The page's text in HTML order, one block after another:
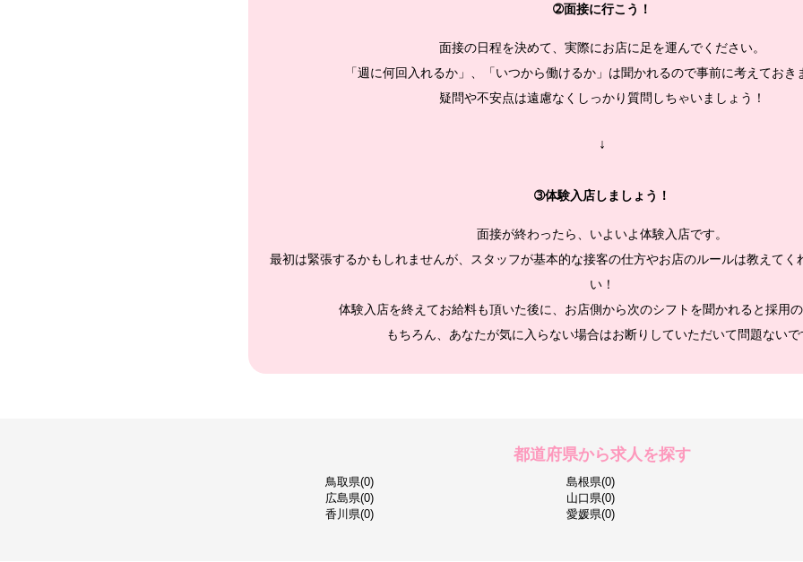
➁面接に行こう！
面接の日程を決めて、実際にお店に足を運んでください。
「週に何回入れるか」、「いつから働けるか」は聞かれるので事前に考えておき
疑問や不安点は遠慮なくしっかり質問しちゃいましょう！
↓
➂体験入店しましょう！
面接が終わったら、いよいよ体験入店です。
最初は緊張するかもしれませんが、スタッフが基本的な接客の仕方やお店のルールは教えてく
い！
体験入店を終えてお給料も頂いた後に、お店側から次のシフトを聞かれると採用の
もちろん、あなたが気に入らない場合はお断りしていただいて問題ないで
都道府県から求人を探す
鳥取県(0) 島根県(0)
広島県(0)
山口県(0)
香川県(0)
愛媛県(0)